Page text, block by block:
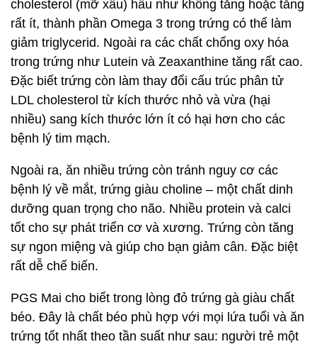
cholesterol (mỡ xấu) hầu như không tăng hoặc tăng
rất ít, thành phần Omega 3 trong trứng có thể làm
giảm triglycerid. Ngoài ra các chất chống oxy hóa
trong trứng như Lutein và Zeaxanthine tăng rất cao.
Đặc biết trứng còn làm thay đổi cấu trúc phân tử
LDL cholesterol từ kích thước nhỏ và vừa (hại
nhiều) sang kích thước lớn ít có hại hơn cho các
bệnh lý tim mạch.
Ngoài ra, ăn nhiều trứng còn tránh nguy cơ các
bệnh lý về mắt, trứng giàu choline – một chất dinh
dưỡng quan trọng cho não. Nhiều protein và calci
tốt cho sự phát triển cơ và xương. Trứng còn tăng
sự ngon miệng và giúp cho bạn giảm cân. Đặc biệt
rất dễ chế biến.
PGS Mai cho biết trong lòng đỏ trứng gà giàu chất
béo. Đây là chất béo phù hợp với mọi lứa tuổi và ăn
trứng tốt nhất theo tần suất như sau: người trẻ một